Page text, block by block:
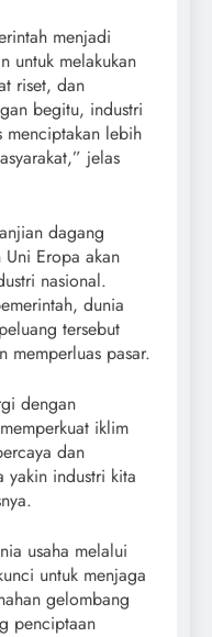
menjadi
untuk melakukan
riset, dan
begitu, industri
menciptakan lebih
jelas
dagang
Eropa akan
nasional.
dunia
tersebut
memperluas pasar.
dengan
iklim
dan
yakin industri kita
usaha melalui
untuk menjaga
gelombang
penciptaan